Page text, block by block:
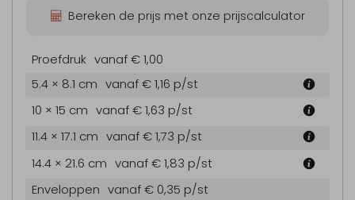
Bereken de prijs met onze prijscalculator
Proefdruk vanaf € 1,00
5.4 × 8.1 cm vanaf € 1,16 p/st
10 × 15 cm vanaf € 1,63 p/st
11.4 × 17.1 cm vanaf € 1,73 p/st
14.4 × 21.6 cm vanaf € 1,83 p/st
Enveloppen vanaf € 0,35 p/st